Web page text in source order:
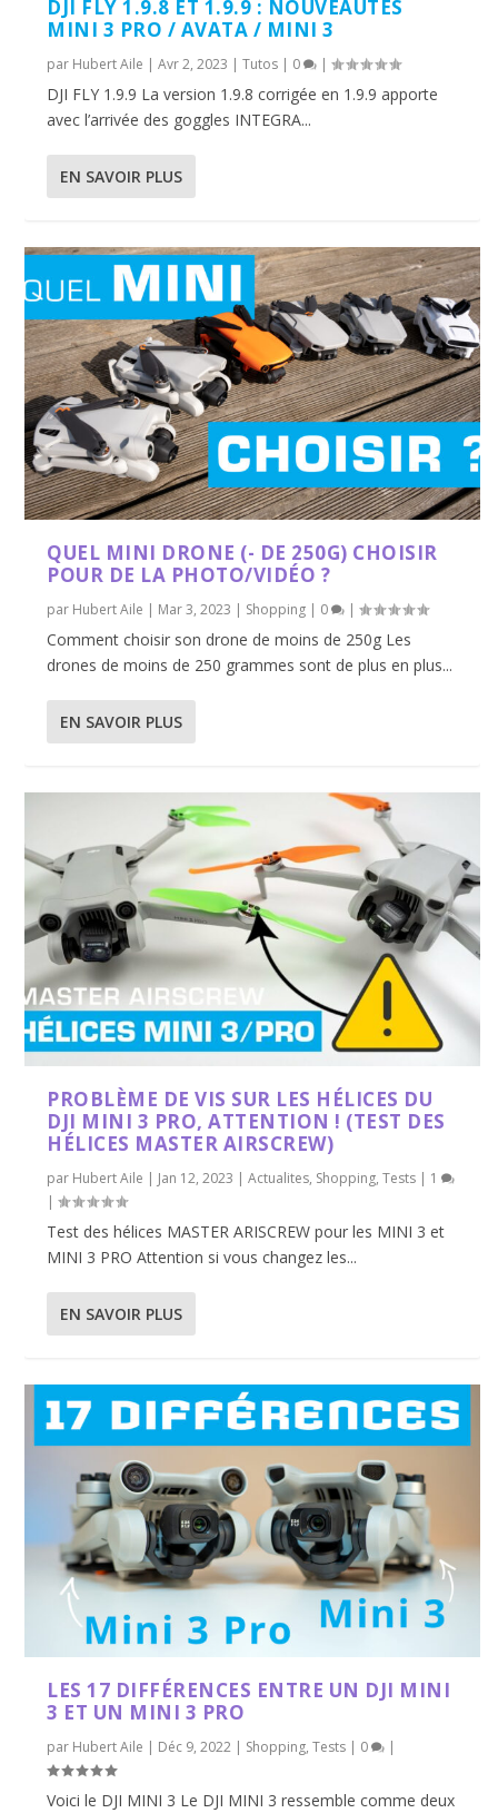
DJI FLY 1.9.8 ET 1.9.9 : NOUVEAUTÉS
MINI 3 PRO / AVATA / MINI 3
par Hubert Aile |Avr 2, 2023 |Tutos | 0 |
DJI FLY 1.9.9 La version 1.9.8 corrigée en 1.9.9 apporte
avec l’arrivée des goggles INTEGRA...
EN SAVOIR PLUS
QUEL MINI DRONE (- DE 250G) CHOISIR
POUR DE LA PHOTO/VIDÉO ?
par Hubert Aile | Mar 3, 2023 | Shopping | 0 |
Comment choisir son drone de moins de 250g Les
drones de moins de 250 grammes sont de plus en plus...
EN SAVOIR PLUS
PROBLÈME DE VIS SUR LES HÉLICES DU
DJI MINI 3 PRO, ATTENTION ! (TEST DES
HÉLICES MASTER AIRSCREW)
par Hubert Aile | Jan 12, 2023 |Actualites, Shopping,Tests | 1
|
Test des hélices MASTER ARISCREW pour les MINI 3 et
MINI 3 PRO Attention si vous changez les...
EN SAVOIR PLUS
LES 17 DIFFÉRENCES ENTRE UN DJI MINI
3 ET UN MINI 3 PRO
par Hubert Aile | Déc 9, 2022 | Shopping,Tests | 0 |
Voici le DJI MINI 3 Le DJI MINI 3 ressemble comme deux